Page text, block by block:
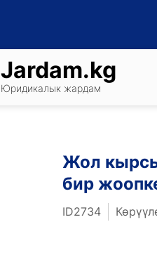
Jardam.kg
Юридикалык жардам
Жол
бир
ID2734